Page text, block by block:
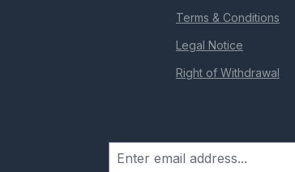
Terms & Conditions
Legal Notice
Right of Withdrawal